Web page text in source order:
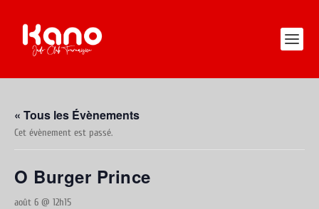
« Tous les Évènements
Cet évènement est passé.
O Burger Prince
août 6 @ 12h15